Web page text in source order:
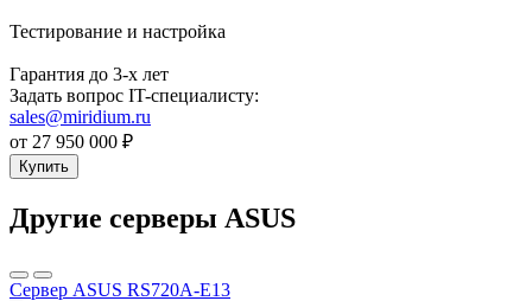
Тестирование и настройка
Гарантия до 3-х лет
Задать вопрос IT-специалисту:
sales@miridium.ru
от 27 950 000 ₽
Купить
Другие серверы ASUS
Сервер ASUS RS720A-E13